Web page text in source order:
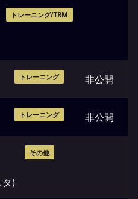
トレーニング/TRM
トレーニング 非公開
トレーニング 非公開
その他
タ)